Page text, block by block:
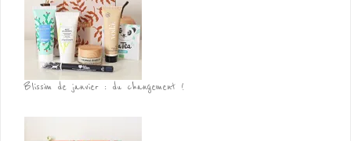
Blissim de janvier : du changement !